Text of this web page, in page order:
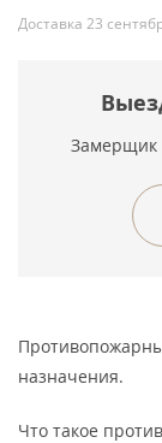
Доставка 23
Замерщик
назначения.
Что такое